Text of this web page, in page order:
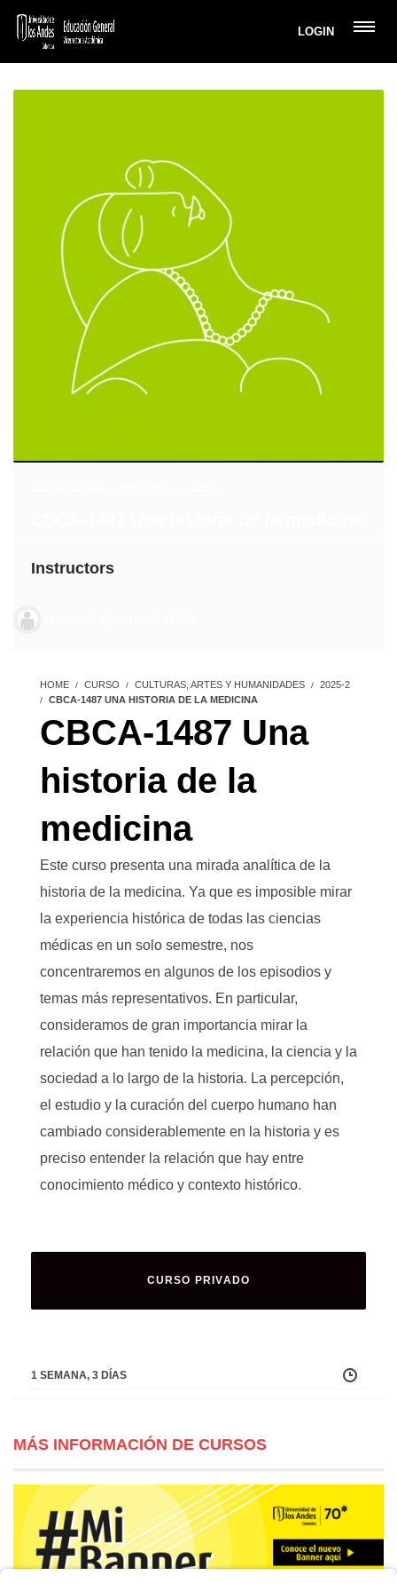
LOGIN
Instructors
HOME CURSO CULTURAS, ARTES Y HUMANIDADES
2025-2
CBCA-1487 UNA HISTORIA DE LA MEDICINA
CBCA-1487 Una
historia de la
medicina
Este curso presenta una mirada analítica de la
historia de la medicina. Ya que es imposible mirar
la experiencia histórica de todas las ciencias
médicas en un solo semestre, nos
concentraremos en algunos de los episodios y
temas más representativos. En particular,
consideramos de gran importancia mirar la
relación que han tenido la medicina, la ciencia y la
sociedad a lo largo de la historia. La percepción,
el estudio y la curación del cuerpo humano han
cambiado considerablemente en la historia y es
preciso entender la relación que hay entre
conocimiento médico y contexto histórico.
CURSO PRIVADO
1 SEMANA, 3 DÍAS
MÁS INFORMACIÓN DE CURSOS